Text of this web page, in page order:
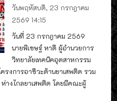
วันพฤหัสบดี, 23 กรกฎาคม
2569 14:15
วันที่ 23 กรกฎาคม 2569
นายพิเชษฐ์ หาดี ผู้อำนวยการ
วิทยาลัยเทคนิคอุตสาหกรรม
รงการอาชีวะต้านยาเสพติด รวม
างไกลยาเสพติด โดยมีคณะผู้